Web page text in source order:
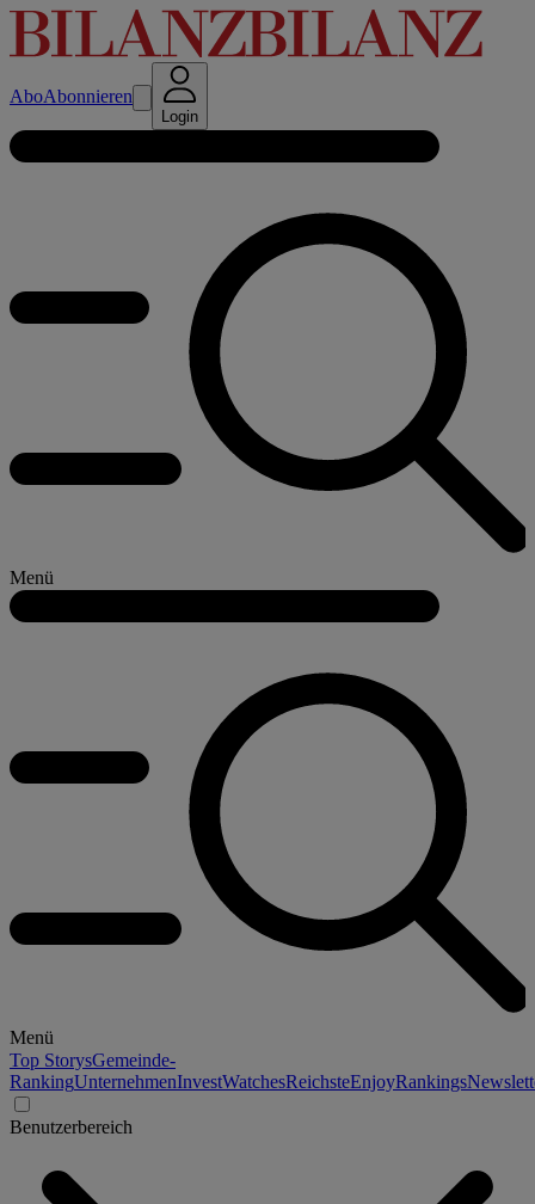
AboAbonnieren
Login
Menü
Menü
Top StorysGemeinde-
RankingUnternehmenInvestWatchesReichsteEnjoyRankings
Benutzerbereich